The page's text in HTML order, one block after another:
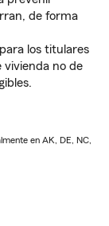
de forma
los titulares
vivienda no de
en AK, DE, NC,